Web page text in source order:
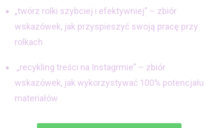
„twórz rolki szybciej i efektywniej” – zbiór
wskazówek, jak przyspieszyć swoją pracę przy
rolkach
„recykling treści na Instagrmie” – zbiór
wskazówek, jak wykorzystywać 100% potencjału
materiałów